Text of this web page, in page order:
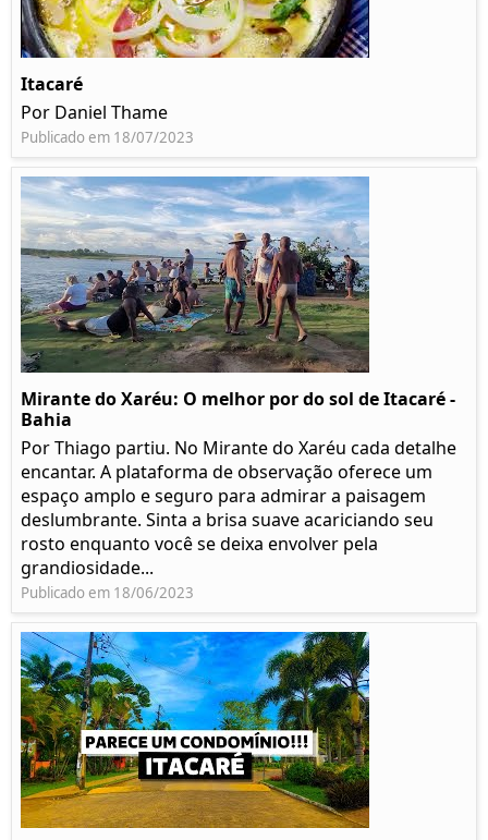
Itacaré
Por Daniel Thame
Publicado em 18/07/2023
Mirante do Xaréu: O melhor por do sol de Itacaré -
Bahia
Por Thiago partiu. No Mirante do Xaréu cada detalhe
encantar. A plataforma de observação oferece um
espaço amplo e seguro para admirar a paisagem
deslumbrante. Sinta a brisa suave acariciando seu
rosto enquanto você se deixa envolver pela
grandiosidade...
Publicado em 18/06/2023